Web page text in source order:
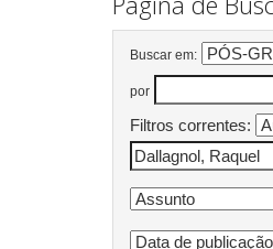
Buscar em:
por
Filtros correntes: